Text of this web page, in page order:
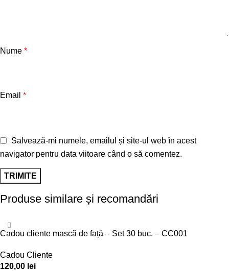
Nume *
Email *
Salvează-mi numele, emailul și site-ul web în acest
navigator pentru data viitoare când o să comentez.
Produse similare și recomandări
Cadou cliente mască de față – Set 30 buc. – CC001
Cadou Cliente
120,00 lei